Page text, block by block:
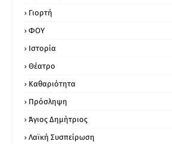
Γιορτή
ΦΟΥ
Ιστορία
Θέατρο
Καθαριότητα
Πρόσληψη
Άγιος Δημήτριος
Λαϊκή Συσπείρωση